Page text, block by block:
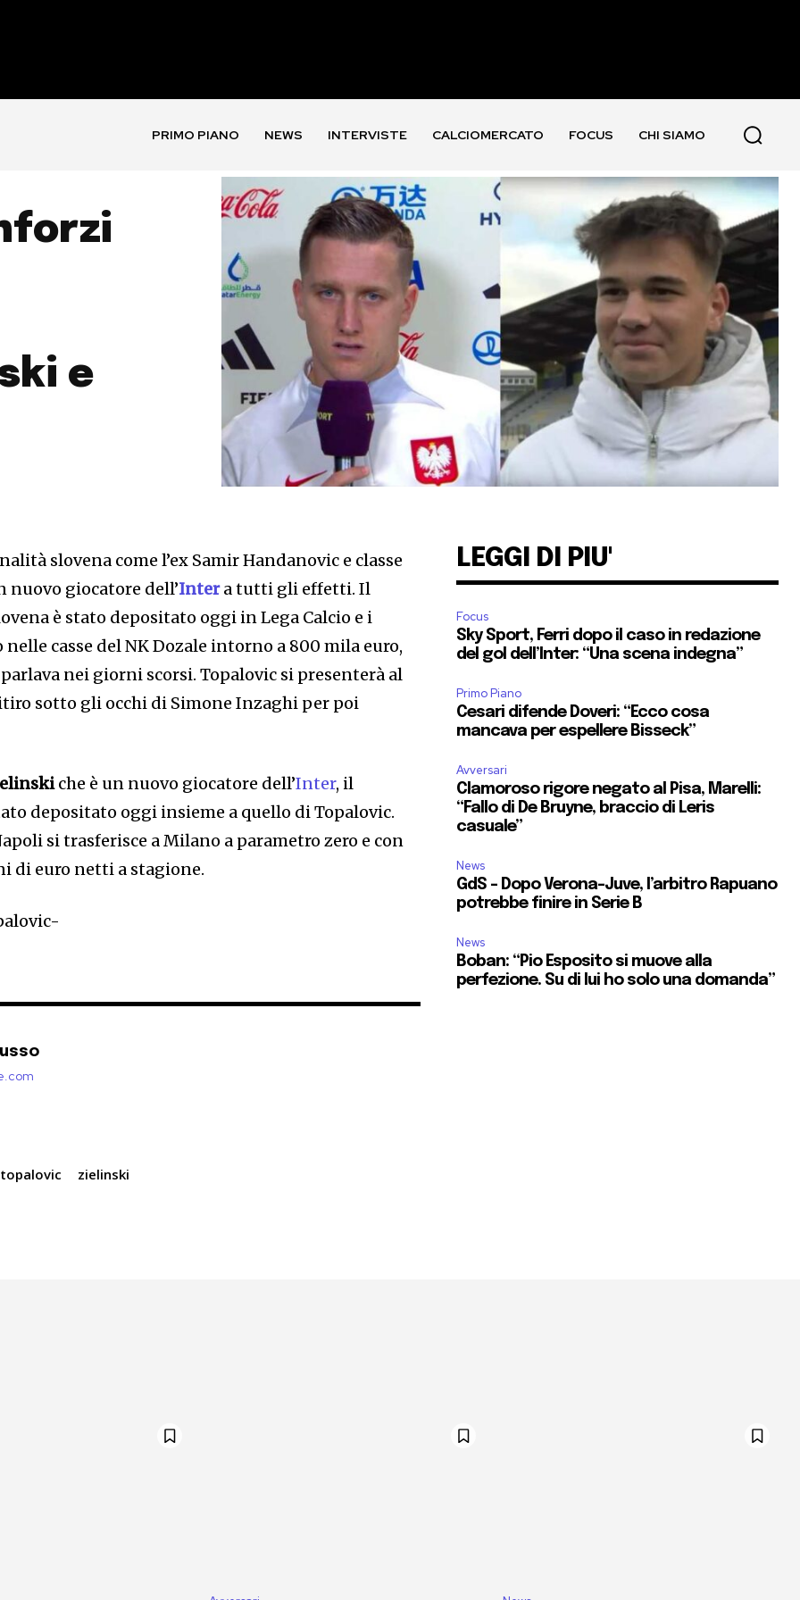
PRIMO PIANO NEWS INTERVISTE CALCIOMERCATO FOCUS CHI SIAMO
e
slovena come l’ex Samir Handanovic e classe
nuovo giocatore dell’Intera tutti gli effetti. Il
è stato depositato oggi in Lega Calcio e i
casse del NK Dozale intorno a 800 mila euro,
nei giorni scorsi. Topalovic si presenterà al
sotto gli occhi di Simone Inzaghi per poi
che è un nuovo giocatore dell’Inter, il
depositato oggi insieme a quello di Topalovic.
si trasferisce a Milano a parametro zero e con
di euro netti a stagione.
topalovic zielinski
LEGGI DI PIU'
Focus
Sky Sport, Ferri dopo il caso in redazione
del gol dell’Inter: “Una scena indegna”
Primo Piano
Cesari difende Doveri: “Ecco cosa
mancava per espellere Bisseck”
Avversari
Clamoroso rigore negato al Pisa, Marelli:
“Fallo di De Bruyne, braccio di Leris
casuale”
News
GdS – Dopo Verona-Juve, l’arbitro Rapuano
potrebbe finire in Serie B
News
Boban: “Pio Esposito si muove alla
perfezione. Su di lui ho solo una domanda”